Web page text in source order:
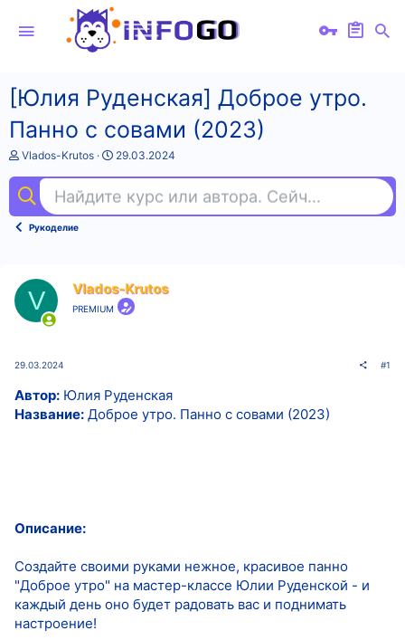
[Юлия Руденская] Доброе утро.
Панно с совами (2023)
А
т
о
т
Vlados-Krutos
Д
а
н
а
29.03.2024
Найдите курс или автора. Сейчас ищут
Рукоделие
V Vlados-Krutos
PREMIUM
29.03.2024 #1
Автор: Юлия Руденская
Название: Доброе утро. Панно с совами (2023)
Описание:
Создайте своими руками нежное, красивое панно
"Доброе утро" на мастер-классе Юлии Руденской - и
каждый день оно будет радовать вас и поднимать
настроение!